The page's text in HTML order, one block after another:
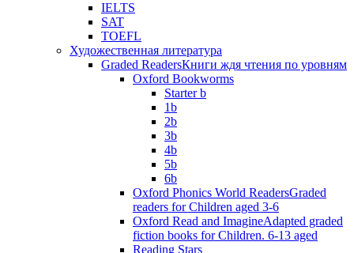
IELTS
SAT
TOEFL
Художественная литература
Graded ReadersКниги ждя чтения по уровням
Oxford Bookworms
Starter b
1b
2b
3b
4b
5b
6b
Oxford Phonics World ReadersGraded
readers for Children aged 3-6
Oxford Read and ImagineAdapted graded
fiction books for Children. 6-13 aged
Reading Stars